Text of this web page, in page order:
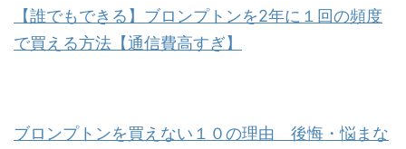
【誰でもできる】ブロンプトンを2年に１回の頻度
で買える方法【通信費高すぎ】
ブロンプトンを買えない１０の理由 後悔・悩まな